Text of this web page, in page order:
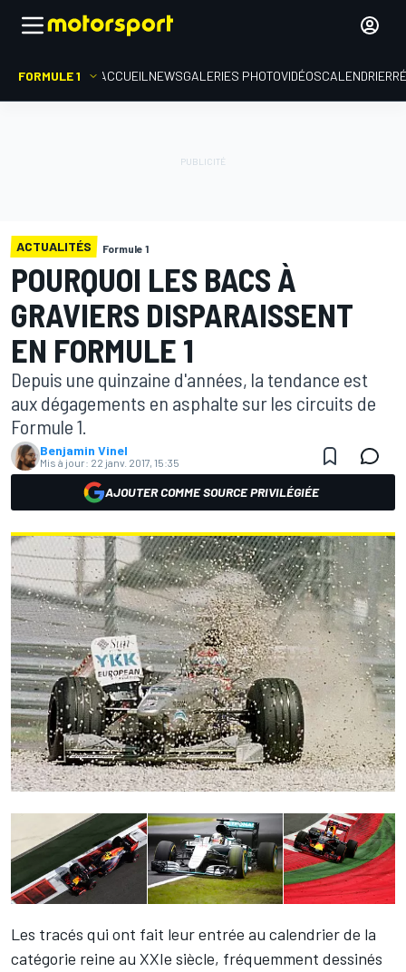
FORMULE 1 ACCUEIL NEWSGALERIES PHOTOVIDÉOSCALENDRIER
ACTUALITÉS Formule 1
POURQUOI LES BACS À
GRAVIERS DISPARAISSENT
EN FORMULE 1
Depuis une quinzaine d'années, la tendance est
aux dégagements en asphalte sur les circuits de
Formule 1.
Benjamin Vinel
Mis à jour: 22 janv. 2017, 15:35
AJOUTER COMME SOURCE PRIVILÉGIÉE
Les tracés qui ont fait leur entrée au calendrier de la
catégorie reine au XXIe siècle, fréquemment dessinés